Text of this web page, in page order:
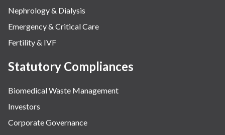
Nephrology & Dialysis
Emergency & Critical Care
Fertility & IVF
Statutory Compliances
Biomedical Waste Management
Investors
Corporate Governance